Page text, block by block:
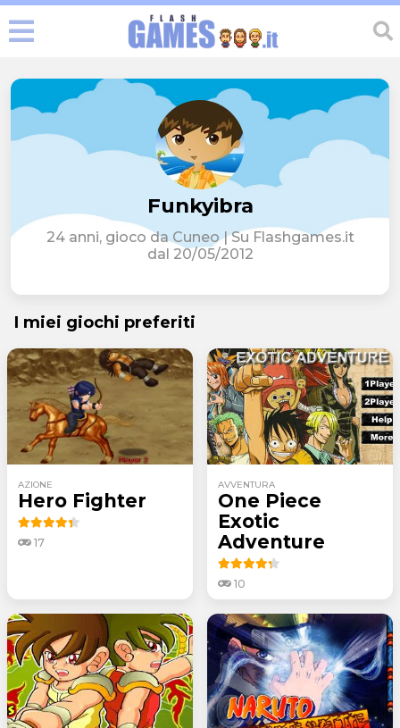
Funkyibra
24 anni, gioco da Cuneo | Su Flashgames.it
dal 20/05/2012
I miei giochi preferiti
AZIONE
Hero Fighter
17
AVVENTURA
One Piece
Exotic
Adventure
10